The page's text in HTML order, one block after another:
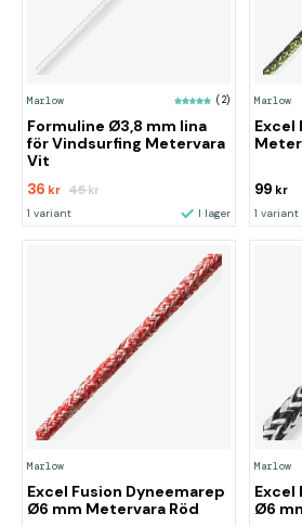
Marlow (2)
Formuline Ø3,8 mm lina
för Vindsurfing Metervara
Vit
36 kr 45kr
1 variant I lager
Marlow
Excel
99 kr
1 variant
Marlow
Excel Fusion Dyneemarep
Ø6 mm Metervara Röd
Marlow
Excel
Ø6